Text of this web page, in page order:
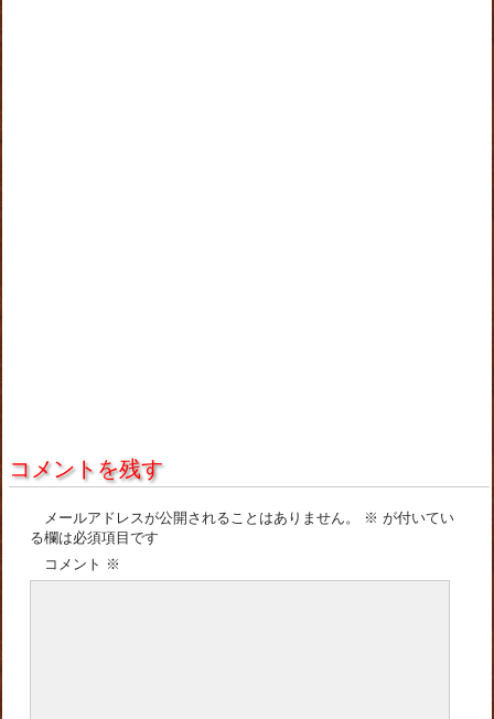
コメントを残す
メールアドレスが公開されることはありません。 ※ が付いてい
る欄は必須項目です
コメント ※